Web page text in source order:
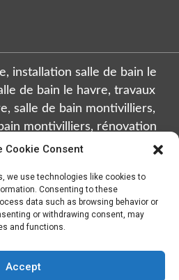
Cookie Consent
we use technologies like cookies to
Consenting to these
data such as browsing behavior or
or withdrawing consent, may
and functions.
Accept
installation salle de bain le
de bain le havre, travaux
salle de bain montivilliers,
montivilliers, rénovation
travaux salle de bain
salle de bain octeville,
salle de bain sainte
de bain sainte adresse,
sainte adresse, travaux salle
salle de bain gonfreville
de bain gonfreville l'orcher,